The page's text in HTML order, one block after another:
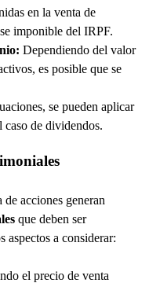
en la venta de
imponible del IRPF.
Dependiendo del valor
es posible que se
se pueden aplicar
caso de dividendos.
acciones generan
que deben ser
aspectos a considerar:
el precio de venta